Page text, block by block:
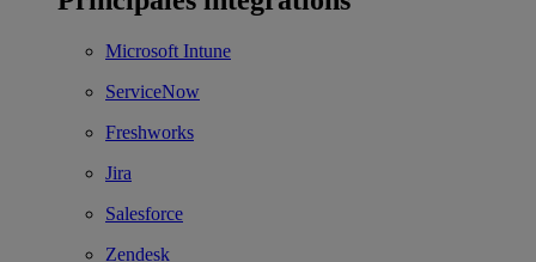
Microsoft Intune
ServiceNow
Freshworks
Jira
Salesforce
Zendesk